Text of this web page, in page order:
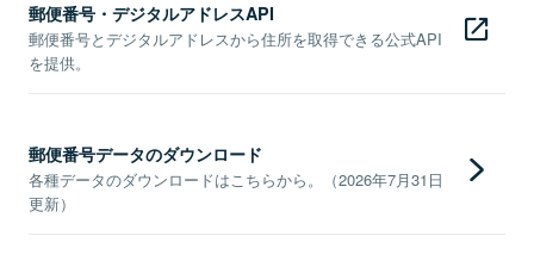
郵便番号・デジタルアドレスAPI
郵便番号とデジタルアドレスから住所を取得できる公式API
を提供。
郵便番号データのダウンロード
各種データのダウンロードはこちらから。（2026年7月31日
更新）